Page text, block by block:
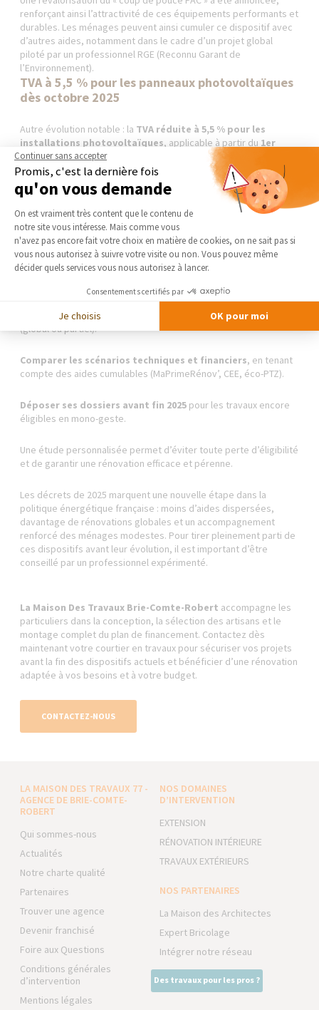
renforçant ainsi l’attractivité de ces équipements performants et
durables. Les ménages peuvent ainsi cumuler ce dispositif avec
d’autres aides, notamment dans le cadre d’un projet global
piloté par un professionnel RGE (Reconnu Garant de
l’Environnement).
TVA à 5,5 % pour les panneaux photovoltaïques
dès octobre 2025
Autre évolution notable : la TVA réduite à 5,5 % pour les
installations photovoltaïques, applicable à partir du 1er
octobre 2025.
Cette mesure vise à encourager la production d’énergie
renouvelable chez les particuliers et à rendre les projets
solaires plus accessibles. En combinant cette baisse de TVA
avec les dispositifs d’autoconsommation et les aides locales, le
retour sur investissement devient nettement plus rapide.
Anticiper pour sécuriser ses aides et ses travaux
Les nouvelles règles exigent une planification plus rigoureuse
Faire vérifier son DPE
, afin d’identifier le bon parcours d’aides
(global ou partiel).
Comparer les scénarios techniques et financiers, en tenant
compte des aides cumulables (MaPrimeRénov’, CEE, éco-PTZ).
Déposer ses dossiers avant fin 2025 pour les travaux encore
éligibles en mono-geste.
Une étude personnalisée permet d’éviter toute perte d’éligibilité
et de garantir une rénovation efficace et pérenne.
Les décrets de 2025 marquent une nouvelle étape dans la
politique énergétique française : moins d’aides dispersées,
davantage de rénovations globales et un accompagnement
renforcé des ménages modestes. Pour tirer pleinement parti de
ces dispositifs avant leur évolution, il est important d’être
conseillé par un professionnel expérimenté.
La Maison Des Travaux Brie-Comte-Robert accompagne les
particuliers dans la conception, la sélection des artisans et le
montage complet du plan de financement. Contactez dès
maintenant votre courtier en travaux pour sécuriser vos projets
avant la fin des dispositifs actuels et bénéficier d’une rénovation
adaptée à vos besoins et à votre budget.
CONTACTEZ-NOUS
LA MAISON DES TRAVAUX 77 -
AGENCE DE BRIE-COMTE-
ROBERT
Qui sommes-nous
Actualités
Notre charte qualité
Partenaires
Trouver une agence
Devenir franchisé
Foire aux Questions
Conditions générales
d’intervention
Mentions légales
NOS DOMAINES
D’INTERVENTION
EXTENSION
RÉNOVATION INTÉRIEURE
TRAVAUX EXTÉRIEURS
NOS PARTENAIRES
La Maison des Architectes
Expert Bricolage
Intégrer notre réseau
Des travaux pour les pros ?
Continuer sans accepter
Promis, c'est la dernière fois
qu'on vous demande
Plateforme de Gestion du
On est vraiment très content que le contenu de
notre site vous intéresse. Mais comme vous
n'avez pas encore fait votre choix en matière de cookies, on ne sait pas si
vous nous autorisez à suivre votre visite ou non. Vous pouvez même
décider quels services vous nous autorisez à lancer.
Consentements certifiés par
Je choisis OK pour moi
Axeptio consent